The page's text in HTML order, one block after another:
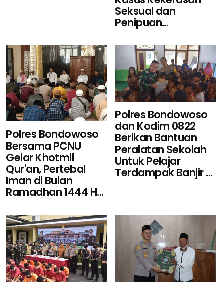
Seksual dan
Penipuan...
Polres Bondowoso
Bersama PCNU
Gelar Khotmil
Qur'an, Pertebal
Iman di Bulan
Ramadhan 1444 H...
Polres Bondowoso
dan Kodim 0822
Berikan Bantuan
Peralatan Sekolah
Untuk Pelajar
Terdampak Banjir ...